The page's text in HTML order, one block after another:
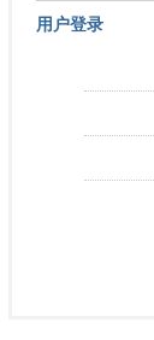
用户登录